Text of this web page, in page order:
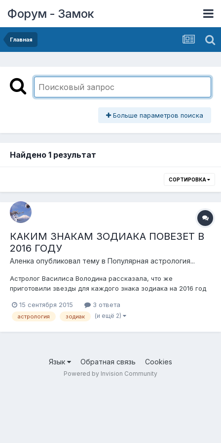
Форум - Замок
Главная
Больше параметров поиска
Найдено 1 результат
СОРТИРОВКА
КАКИМ ЗНАКАМ ЗОДИАКА ПОВЕЗЕТ В
2016 ГОДУ
Аленка опубликовал тему в Популярная астрология...
Астролог Василиса Володина рассказала, что же
приготовили звезды для каждого знака зодиака на 2016 год
Обезьяны, поскольку верят, что со сменой
покровительствующего знака, меняются и жизни людей.
15 сентября 2015 3 ответа
астрология зодиак (и ещё 2)
Язык Обратная связь Cookies
Powered by Invision Community